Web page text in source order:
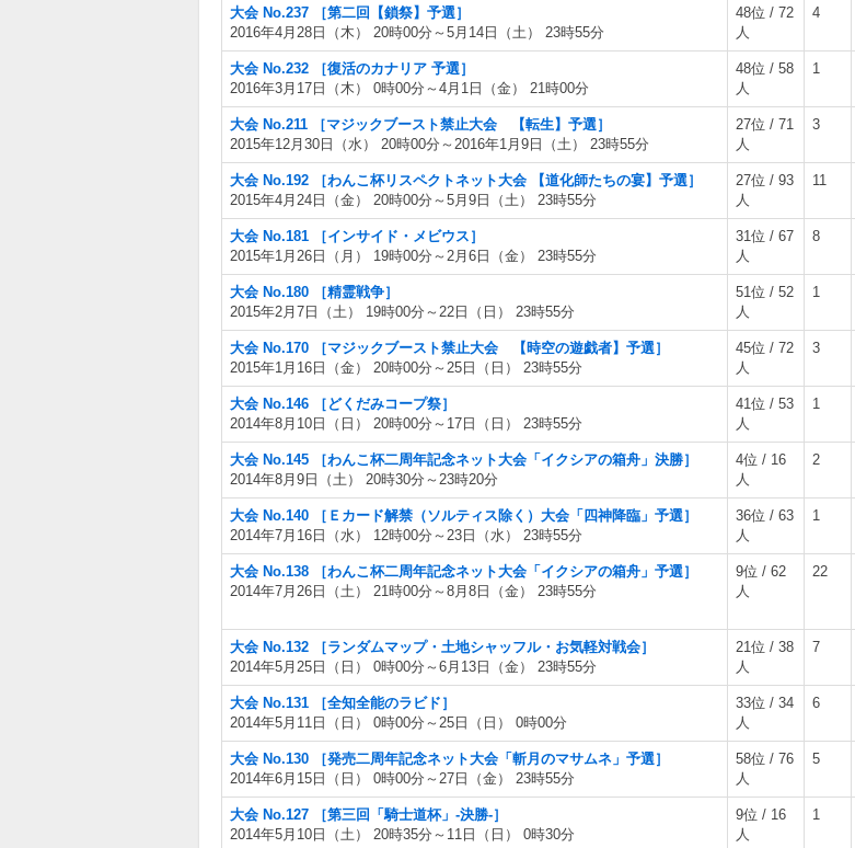
大会 No.237 ［第二回【鎖祭】予選］
2016年4月28日（木） 20時00分～5月14日（土） 23時55分
48位 / 72
人
4
大会 No.232 ［復活のカナリア 予選］
2016年3月17日（木） 0時00分～4月1日（金） 21時00分
48位 / 58
人
1
大会 No.211 ［マジックブースト禁止大会 【転生】予選］
2015年12月30日（水） 20時00分～2016年1月9日（土） 23時55分
27位 / 71
人
3
大会 No.192 ［わんこ杯リスペクトネット大会 【道化師たちの宴】予選］
2015年4月24日（金） 20時00分～5月9日（土） 23時55分
27位 / 93
人
11
大会 No.181 ［インサイド・メビウス］
2015年1月26日（月） 19時00分～2月6日（金） 23時55分
31位 / 67
人
8
大会 No.180 ［精霊戦争］
2015年2月7日（土） 19時00分～22日（日） 23時55分
51位 / 52
人
1
大会 No.170 ［マジックブースト禁止大会 【時空の遊戯者】予選］
2015年1月16日（金） 20時00分～25日（日） 23時55分
45位 / 72
人
3
大会 No.146 ［どくだみコープ祭］
2014年8月10日（日） 20時00分～17日（日） 23時55分
41位 / 53
人
1
大会 No.145 ［わんこ杯二周年記念ネット大会「イクシアの箱舟」決勝］
2014年8月9日（土） 20時30分～23時20分
4位 / 16
人
2
大会 No.140 ［Ｅカード解禁（ソルティス除く）大会「四神降臨」予選］
2014年7月16日（水） 12時00分～23日（水） 23時55分
36位 / 63
人
1
大会 No.138 ［わんこ杯二周年記念ネット大会「イクシアの箱舟」予選］
2014年7月26日（土） 21時00分～8月8日（金） 23時55分
9位 / 62
人
22
大会 No.132 ［ランダムマップ・土地シャッフル・お気軽対戦会］
2014年5月25日（日） 0時00分～6月13日（金） 23時55分
21位 / 38
人
7
大会 No.131 ［全知全能のラビド］
2014年5月11日（日） 0時00分～25日（日） 0時00分
33位 / 34
人
6
大会 No.130 ［発売二周年記念ネット大会「斬月のマサムネ」予選］
2014年6月15日（日） 0時00分～27日（金） 23時55分
58位 / 76
人
5
大会 No.127 ［第三回「騎士道杯」-決勝-］
2014年5月10日（土） 20時35分～11日（日） 0時30分
9位 / 16
人
1